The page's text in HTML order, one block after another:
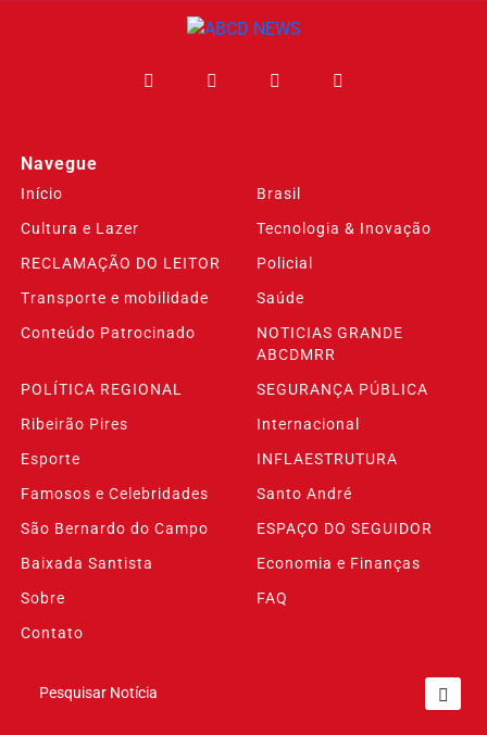
Navegue
Início
Brasil
Cultura e Lazer
Tecnologia & Inovação
RECLAMAÇÃO DO LEITOR
Policial
Transporte e mobilidade
Saúde
Conteúdo Patrocinado
NOTICIAS GRANDE
ABCDMRR
POLÍTICA REGIONAL
SEGURANÇA PÚBLICA
Ribeirão Pires
Internacional
Esporte
INFLAESTRUTURA
Famosos e Celebridades
Santo André
São Bernardo do Campo
ESPAÇO DO SEGUIDOR
Baixada Santista
Economia e Finanças
Sobre
FAQ
Contato
Pesquisar Notícia